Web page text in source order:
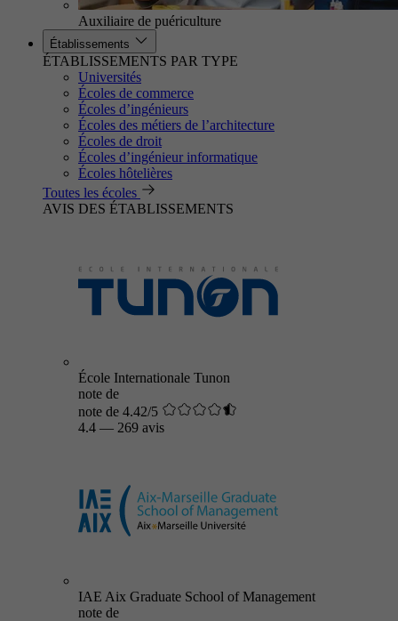
Auxiliaire de puériculture
Établissements
ÉTABLISSEMENTS PAR TYPE
Universités
Écoles de commerce
Écoles d’ingénieurs
Écoles des métiers de l’architecture
Écoles de droit
Écoles d’ingénieur informatique
Écoles hôtelières
Toutes les écoles
AVIS DES ÉTABLISSEMENTS
École Internationale Tunon
note de
note de 4.42/5
4.4 — 269 avis
IAE Aix Graduate School of Management
note de